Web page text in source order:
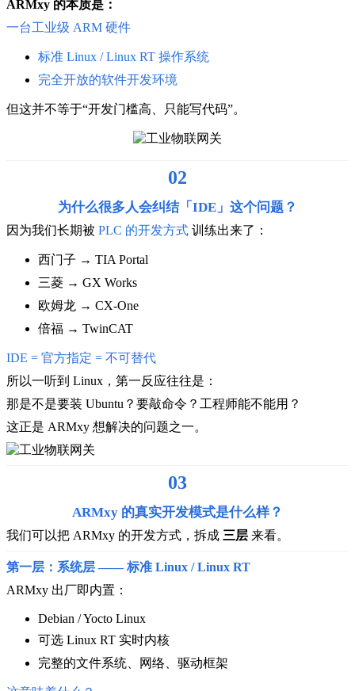
ARMxy 的本质是：
一台工业级 ARM 硬件
标准 Linux / Linux RT 操作系统
完全开放的软件开发环境
但这并不等于“开发门槛高、只能写代码”。
02
为什么很多人会纠结「IDE」这个问题？
因为我们长期被 PLC 的开发方式 训练出来了：
西门子 → TIA Portal
三菱 → GX Works
欧姆龙 → CX-One
倍福 → TwinCAT
IDE = 官方指定 = 不可替代
所以一听到 Linux，第一反应往往是：
那是不是要装 Ubuntu？ 要敲命令？ 工程师能不能用？
这正是 ARMxy 想解决的问题之一。
03
ARMxy 的真实开发模式是什么样？
我们可以把 ARMxy 的开发方式，拆成 三层 来看。
第一层：系统层 —— 标准 Linux / Linux RT
ARMxy 出厂即内置：
Debian / Yocto Linux
可选 Linux RT 实时内核
完整的文件系统、网络、驱动框架